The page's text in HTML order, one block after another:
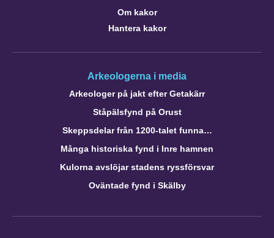
Om kakor
Hantera kakor
Arkeologerna i media
Arkeologer på jakt efter Getakärr
Ståpälsfynd på Orust
Skeppsdelar från 1200-talet funna…
Många historiska fynd i Inre hamnen
Kulorna avslöjar stadens ryssförsvar
Oväntade fynd i Skälby